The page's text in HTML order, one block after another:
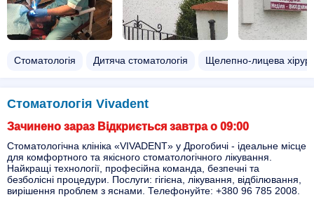
Стоматологія Дитяча стоматологія Щелепно-лицева
Стоматологія Vivadent
Зачинено зараз Відкриється завтра о 09:00
Стоматологічна клініка «VIVADENT» у Дрогобичі - ідеальне місце
для комфортного та якісного стоматологічного лікування.
Найкращі технології, професійна команда, безпечні та
безболісні процедури. Послуги: гігієна, лікування, відбілювання,
вирішення проблем з яснами. Телефонуйте: +380 96 785 2008.